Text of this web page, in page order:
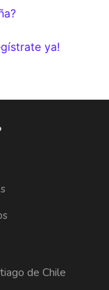
ya!
de Chile